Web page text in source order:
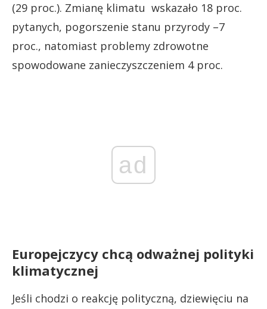
(29 proc.). Zmianę klimatu wskazało 18 proc.
pytanych, pogorszenie stanu przyrody –7
proc., natomiast problemy zdrowotne
spowodowane zanieczyszczeniem 4 proc.
ad
Europejczycy chcą odważnej polityki
klimatycznej
Jeśli chodzi o reakcję polityczną, dziewięciu na